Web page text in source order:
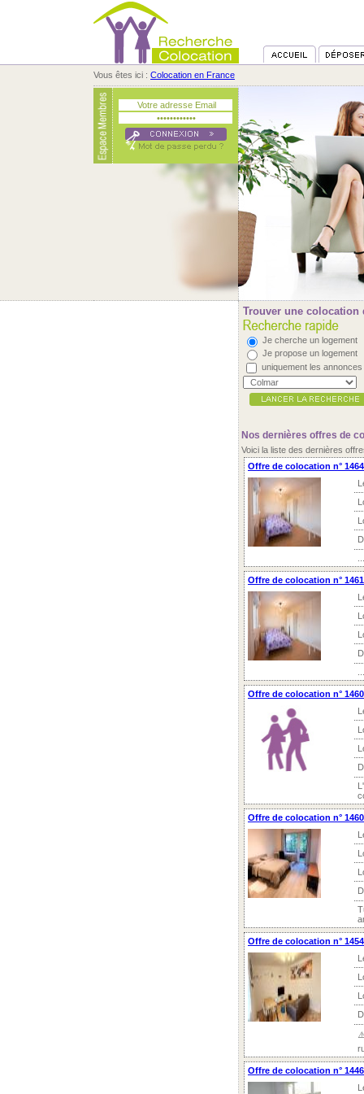
Vous êtes ici : Colocation en France
Trouver une colocation
Je cherche un logement
Je propose un logement
uniquement les
Nos dernières offres de
Voici la liste des dernières
Offre de colocation n°
Offre de colocation n°
Offre de colocation n°
Offre de colocation n°
Offre de colocation n°
Offre de colocation n°